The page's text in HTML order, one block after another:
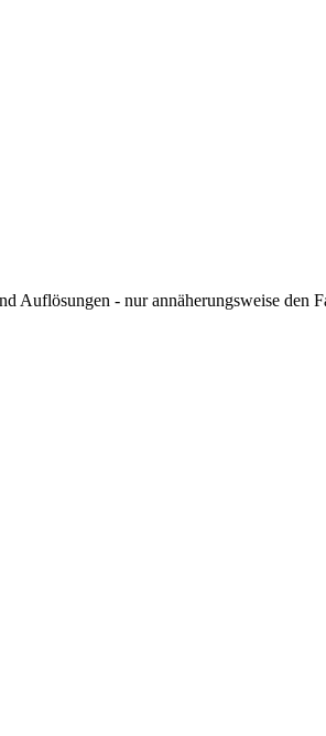
Auflösungen - nur annäherungsweise den